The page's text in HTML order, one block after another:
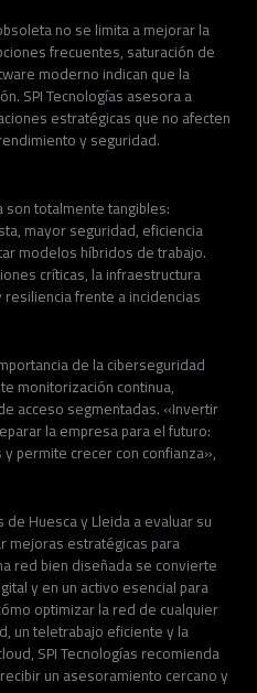
no se limita a mejorar la
frecuentes, saturación de
moderno indican que la
SPI Tecnologías asesora a
estratégicas que no afecten
y seguridad.
totalmente tangibles:
mayor seguridad, eficiencia
modelos híbridos de trabajo.
críticas, la infraestructura
frente a incidencias
de la ciberseguridad
monitorización continua,
acceso segmentadas. «Invertir
la empresa para el futuro:
permite crecer con confianza»,
Huesca y Lleida a evaluar su
mejoras estratégicas para
red bien diseñada se convierte
y en un activo esencial para
optimizar la red de cualquier
un teletrabajo eficiente y la
SPI Tecnologías recomienda
un asesoramiento cercano y